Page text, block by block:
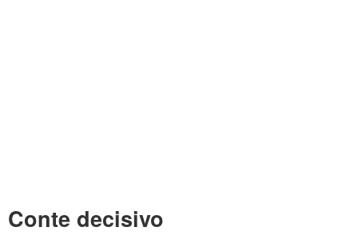
Conte decisivo